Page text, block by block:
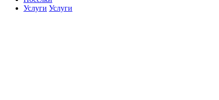
Услуги Услуги